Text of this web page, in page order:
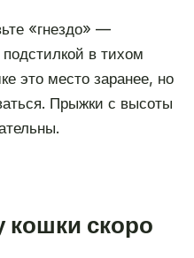
«гнездо» —
в тихом
это место заранее, но
Прыжки с высоты
кошки скоро